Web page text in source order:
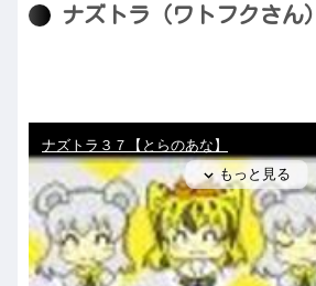
ナズトラ（ワトフクさん）